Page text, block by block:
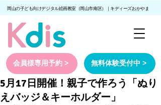
岡山の子ども向けデジタル絵画教室（岡山市南区）｜キディーズおかやま
会員様専用予約 > 無料体験受付中 >
5月17日開催！親子で作ろう「ぬり
えバッジ＆キーホルダー」